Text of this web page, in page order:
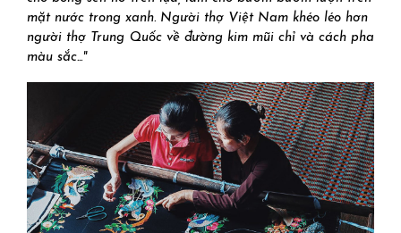
mặt nước trong xanh. Người thợ Việt Nam khéo léo hơn
người thợ Trung Quốc về đường kim mũi chỉ và cách pha
màu sắc..."